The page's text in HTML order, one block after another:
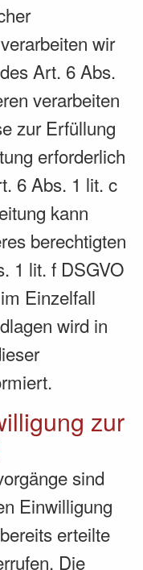
wir
Art. 6 Abs.
verarbeiten
zur Erfüllung
erforderlich
6 Abs. 1 lit. c
kann
berechtigten
1 lit. f DSGVO
Einzelfall
wird in
zur
sind
Einwilligung
erteilte
Die